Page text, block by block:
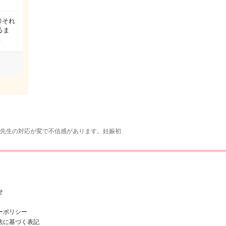
それ
ま
生の対応が変で不信感があります。妊娠初
ポリシー
に基づく表記